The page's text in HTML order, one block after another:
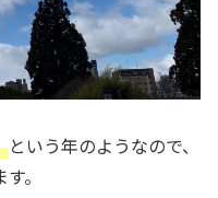
という年のようなので、
。